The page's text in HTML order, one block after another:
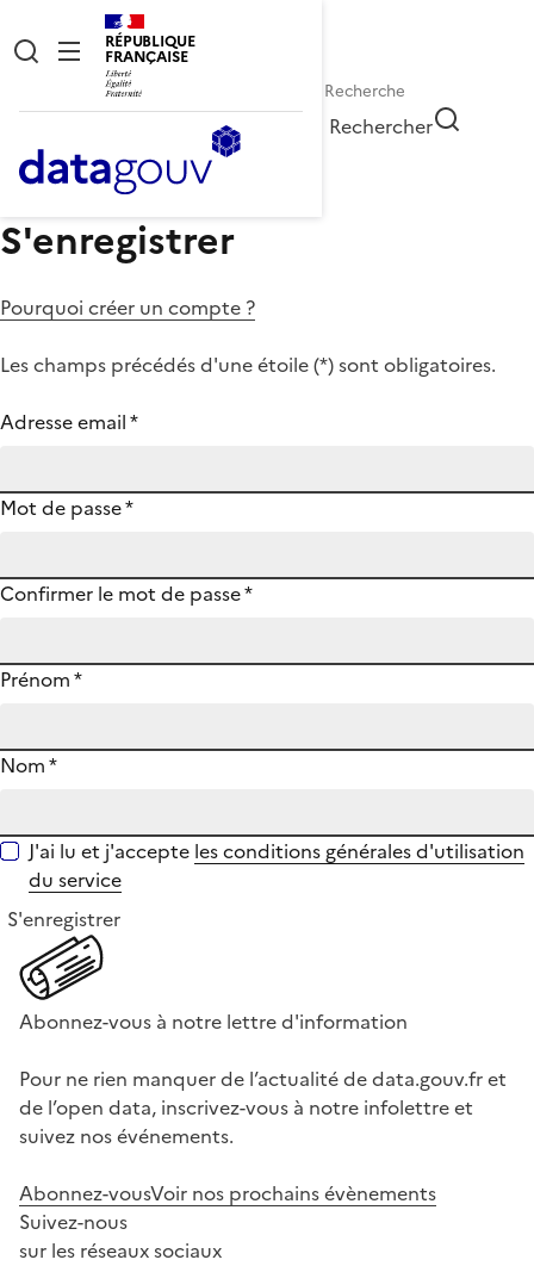
RÉPUBLIQUE
FRANÇAISE
Rechercher
S'enregistrer
Pourquoi créer un compte ?
Les champs précédés d'une étoile (*) sont obligatoires.
Adresse email*
Mot de passe*
Confirmer le mot de passe*
Prénom*
Nom*
J'ai lu et j'accepte les conditions générales d'utilisation
du service
S'enregistrer
Abonnez-vous à notre lettre d'information
Pour ne rien manquer de l’actualité de data.gouv.fr et
de l’open data, inscrivez-vous à notre infolettre et
suivez nos événements.
Abonnez-vousVoir nos prochains évènements
Suivez-nous
sur les réseaux sociaux